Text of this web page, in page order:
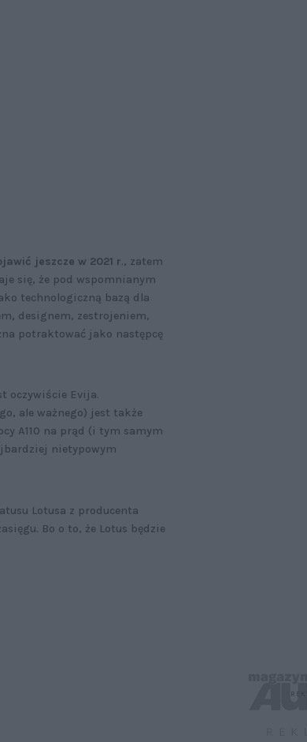
jeszcze w 2021 r., zatem
się, że pod wspomnianym
technologiczną bazą dla
designem, zestrojeniem,
potraktować jako następcę
oczywiście Evija.
ale ważnego) jest także
A110 na prąd (i tym samym
nietypowym
Lotusa z producenta
Bo o to, że Lotus będzie